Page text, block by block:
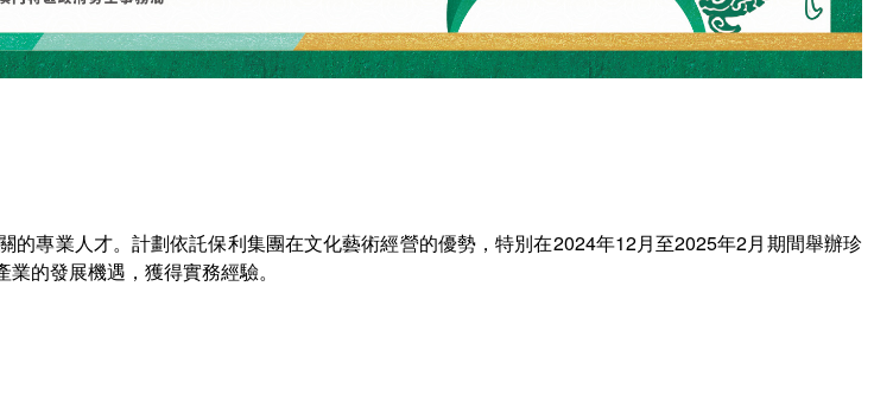
專業人才。計劃依託保利集團在文化藝術經營的優勢，特別在2024年12月至2025年2月期間舉辦珍
的發展機遇，獲得實務經驗。